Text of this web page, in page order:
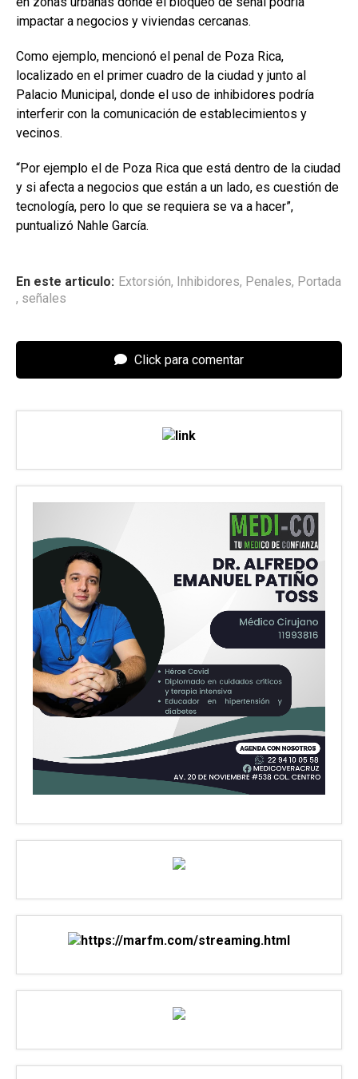
impactar a negocios y viviendas cercanas.
Como ejemplo, mencionó el penal de Poza Rica,
localizado en el primer cuadro de la ciudad y junto al
Palacio Municipal, donde el uso de inhibidores podría
interferir con la comunicación de establecimientos y
vecinos.
“Por ejemplo el de Poza Rica que está dentro de la ciudad
y si afecta a negocios que están a un lado, es cuestión de
tecnología, pero lo que se requiera se va a hacer”,
puntualizó Nahle García.
En este articulo: Extorsión, Inhibidores, Penales, Portada
, señales
Click para comentar